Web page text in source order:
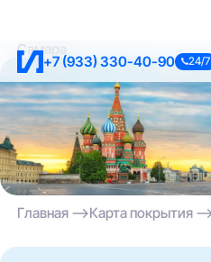
+7 (933) 330-40-90 24/7
Самара
Главная Карта покрытия